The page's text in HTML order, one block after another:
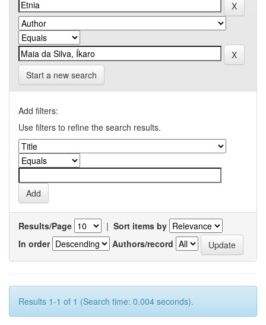
Start a new search
Add filters:
Use filters to refine the search results.
Results/Page | Sort items by
In order
Authors/record
Results 1-1 of 1 (Search time: 0.004 seconds).